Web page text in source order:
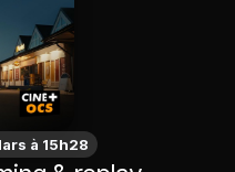
à 15h28